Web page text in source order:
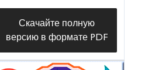
Скачайте полную
версию в формате PDF